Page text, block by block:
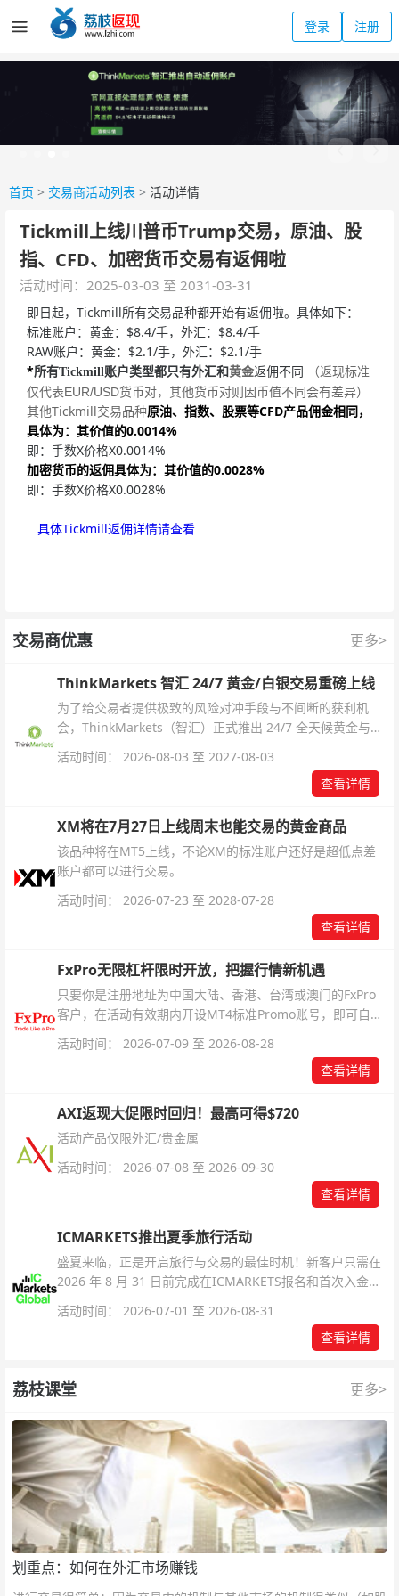
登录 注册
首页 > 交易商活动列表 > 活动详情
Tickmill上线川普币Trump交易，原油、股
指、CFD、加密货币交易有返佣啦
活动时间：2025-03-03 至 2031-03-31
即日起，Tickmill所有交易品种都开始有返佣啦。具体如下：
标准账户：黄金：$8.4/手，外汇：$8.4/手
RAW账户：黄金：$2.1/手，外汇：$2.1/手
*所有Tickmill账户类型都只有外汇和黄金返佣不同
（返现标准
仅代表EUR/USD货币对，其他货币对则因币值不同会有差异）
其他Tickmill交易品种原油、指数、股票等CFD产品佣金相同，
具体为：其价值的0.0014%
即：手数X价格X0.0014%
加密货币的返佣具体为：其价值的0.0028%
即：手数X价格X0.0028%
具体Tickmill返佣详情请查看
交易商优惠 更多>
ThinkMarkets 智汇 24/7 黄金/白银交易重磅上线
为了给交易者提供极致的风险对冲手段与不间断的获利机
会，ThinkMarkets（智汇）正式推出 24/7 全天候黄金与白
杆配置、支持软件及交易细则。
活动时间： 2026-08-03 至 2027-08-03
查看详情
XM将在7月27日上线周末也能交易的黄金商品
该品种将在MT5上线，不论XM的标准账户还好是超低点差
账户都可以进行交易。
活动时间： 2026-07-23 至 2028-07-28
查看详情
FxPro无限杠杆限时开放，把握行情新机遇
只要你是注册地址为中国大陆、香港、台湾或澳门的FxPro
客户，在活动有效期内开设MT4标准Promo账号，即可自动
活动时间： 2026-07-09 至 2026-08-28
查看详情
AXI返现大促限时回归！最高可得$720
活动产品仅限外汇/贵金属
活动时间： 2026-07-08 至 2026-09-30
查看详情
ICMARKETS推出夏季旅行活动
盛夏来临，正是开启旅行与交易的最佳时机！新客户只需在
2026 年 8 月 31 日前完成在ICMARKETS报名和首次入金即
活动时间： 2026-07-01 至 2026-08-31
查看详情
荔枝课堂 更多>
划重点：如何在外汇市场赚钱